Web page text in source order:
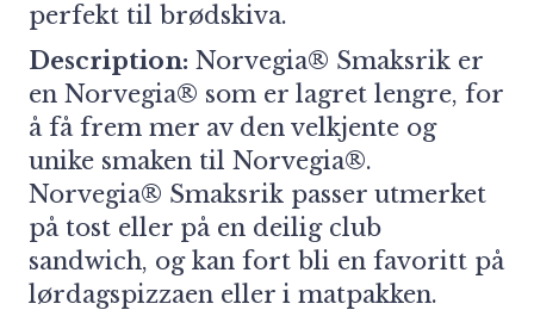
perfekt til brødskiva.
Description: Norvegia® Smaksrik er
en Norvegia® som er lagret lengre, for
å få frem mer av den velkjente og
unike smaken til Norvegia®.
Norvegia® Smaksrik passer utmerket
på tost eller på en deilig club
sandwich, og kan fort bli en favoritt på
lørdagspizzaen eller i matpakken.